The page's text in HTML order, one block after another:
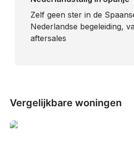
​Zelf geen ster in de
Nederlandse begeleiding,
aftersales
Vergelijkbare woningen